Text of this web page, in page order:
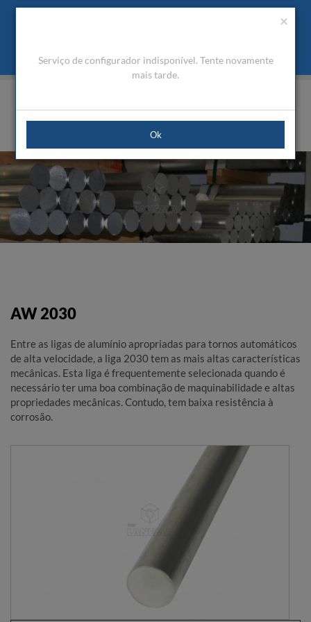
Usamos cookies para melhorar a navegação. Ao fechar esta
O que são Cookies
PT
Área Cliente
Orçamento(0)
AW 2030
Entre as ligas de alumínio apropriadas para tornos automáticos
de alta velocidade, a liga 2030 tem as mais altas características
mecânicas. Esta liga é frequentemente selecionada quando é
necessário ter uma boa combinação de maquinabilidade e altas
propriedades mecânicas. Contudo, tem baixa resistência à
corrosão.
×
Serviço de configurador indisponível. Tente novamente
mais tarde.
Ok